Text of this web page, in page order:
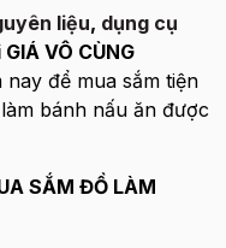
liệu, dụng cụ
VÔ CÙNG
để mua sắm tiện
bánh nấu ăn được
SẮM ĐỒ LÀM